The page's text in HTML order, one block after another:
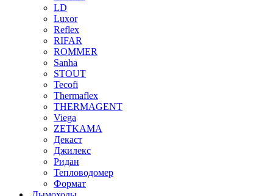
LD
Luxor
Reflex
RIFAR
ROMMER
Sanha
STOUT
Tecofi
Thermaflex
THERMAGENT
Viega
ZETKAMA
Декаст
Джилекс
Ридан
Тепловодомер
Формат